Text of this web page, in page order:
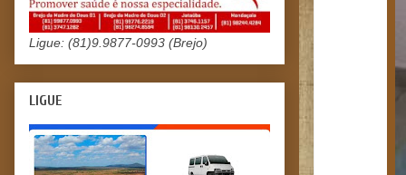
Ligue: (81)9.9877-0993 (Brejo)
LIGUE